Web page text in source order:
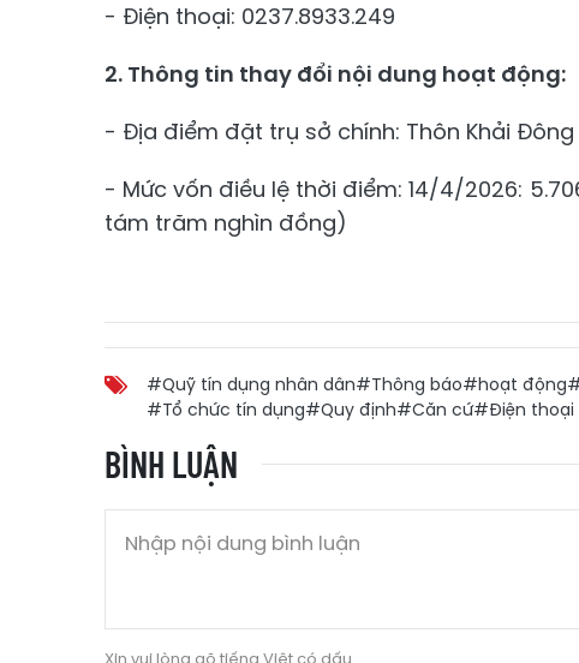
- Điện thoại: 0237.8933.249
2. Thông tin thay đổi nội dung hoạt động:
- Địa điểm đặt trụ sở chính: Thôn Khải Đông
- Mức vốn điều lệ thời điểm: 14/4/2026:
tám trăm nghìn đồng)
#Quỹ tín dụng nhân dân#Thông báo#hoạt động
#Tổ chức tín dụng#Quy định#Căn cứ#Điện thoại
BÌNH LUẬN